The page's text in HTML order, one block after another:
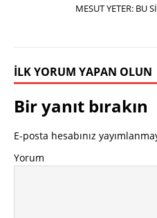
MESUT YETER: BU
İLK YORUM YAPAN OLUN
Bir yanıt bırakın
E-posta hesabınız
Yorum